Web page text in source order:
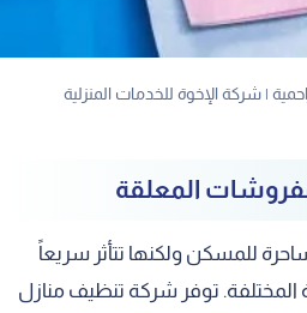
| شركة الإخوة للخدمات المنزلية
المعلقة
للمسكن ولكنها تتأثر سريعاً
المختلفة. توفر شركة تنظيف منازل